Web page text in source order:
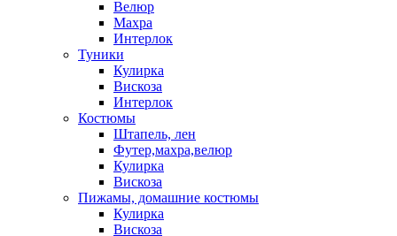
Велюр
Махра
Интерлок
Туники
Кулирка
Вискоза
Интерлок
Костюмы
Штапель, лен
Футер,махра,велюр
Кулирка
Вискоза
Пижамы, домашние костюмы
Кулирка
Вискоза